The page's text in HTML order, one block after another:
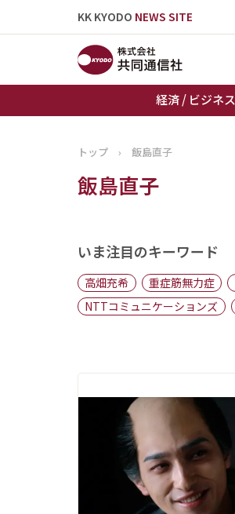
KK KYODO NEWS SITE
経済 / ビジネス
トップページ
お知らせ
トップ › 飯島直子
飯島直子
いま注目のキーワード
高畑充希 重症筋無力症
NTTコミュニケーションズ